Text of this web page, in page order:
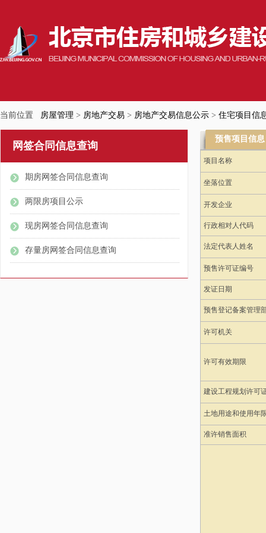
当前位置 房屋管理 > 房地产交易 > 房地产交易信息公示 > 住宅项目信
网签合同信息查询
期房网签合同信息查询
两限房项目公示
现房网签合同信息查询
存量房网签合同信息查询
预售项目信息
项目名称
坐落位置
开发企业
行政相对人代码
法定代表人姓名
预售许可证编号
发证日期
预售登记备案管理
许可机关
许可有效期限
建设工程规划许可
土地用途和使用年
准许销售面积